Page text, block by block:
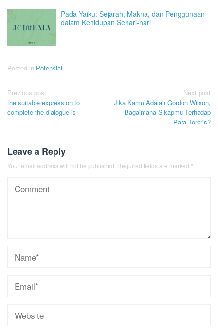
Pada Yaiku: Sejarah, Makna, dan Penggunaan
dalam Kehidupan Sehari-hari
Posted in Potensial
Post
navigation
Previous post
the suitable expression to
complete the dialogue is
Next post
Jika Kamu Adalah Gordon Wilson,
Bagaimana Sikapmu Terhadap
Para Teroris?
Leave a Reply
Your email address will not be published. Required fields are marked *